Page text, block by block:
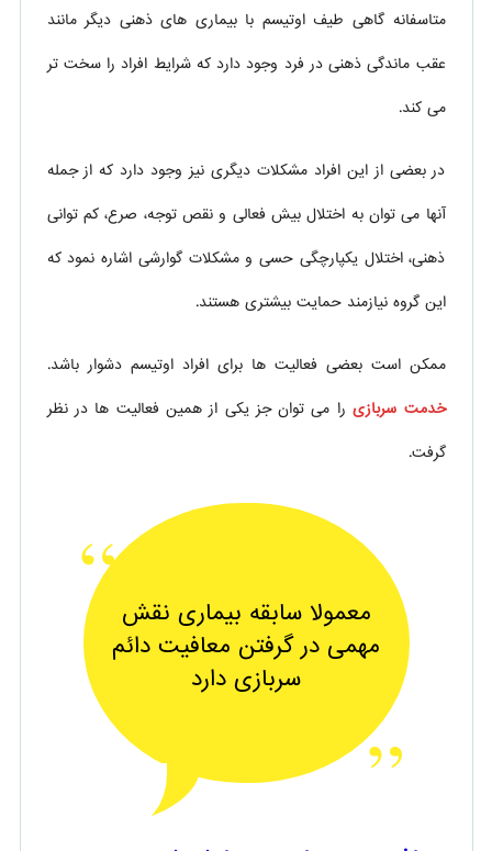
متاسفانه گاهی طیف اوتیسم با بیماری های ذهنی دیگر مانند
عقب ماندگی ذهنی در فرد وجود دارد که شرایط افراد را سخت تر
می کند.
در بعضی از این افراد مشکلات دیگری نیز وجود دارد که از جمله
آنها می توان به اختلال بیش فعالی و نقص توجه، صرع، کم توانی
ذهنی، اختلال یکپارچگی حسی و مشکلات گوارشی اشاره نمود که
این گروه نیازمند حمایت بیشتری هستند.
ممکن است بعضی فعالیت ها برای افراد اوتیسم دشوار باشد.
خدمت سربازیرا می توان جز یکی از همین فعالیت ها در نظر
گرفت.
معمولا سابقه بیماری نقش
مهمی در گرفتن معافیت دائم
سربازی دارد